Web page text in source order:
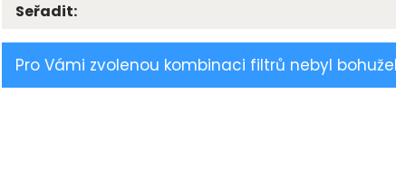
Seřadit:
Pro Vámi zvolenou kombinaci filtrů nebyl